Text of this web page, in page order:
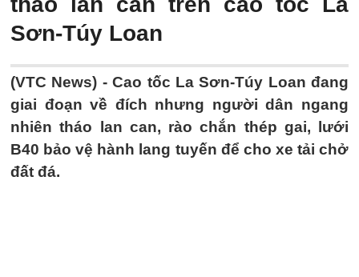
Sơn-Túy Loan
(VTC News) -Cao tốc La Sơn-Túy Loan đang
giai đoạn về đích nhưng người dân ngang
nhiên tháo lan can, rào chắn thép gai, lưới
B40 bảo vệ hành lang tuyến để cho xe tải chở
đất đá.